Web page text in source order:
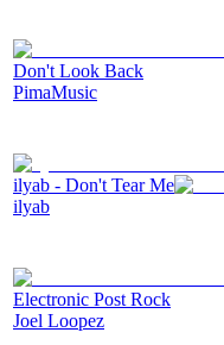
Don't Look Back
PimaMusic
ilyab - Don't Tear Me
ilyab
Electronic Post Rock
Joel Loopez